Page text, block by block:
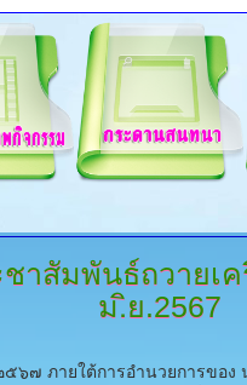
าสัมพันธ์ถวายเค
ม.ิย.2567
๖๗ ภายใต้การอำนวยการของ